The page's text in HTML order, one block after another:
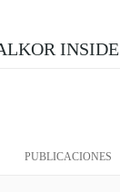
INSIDE
PUBLICACIONES